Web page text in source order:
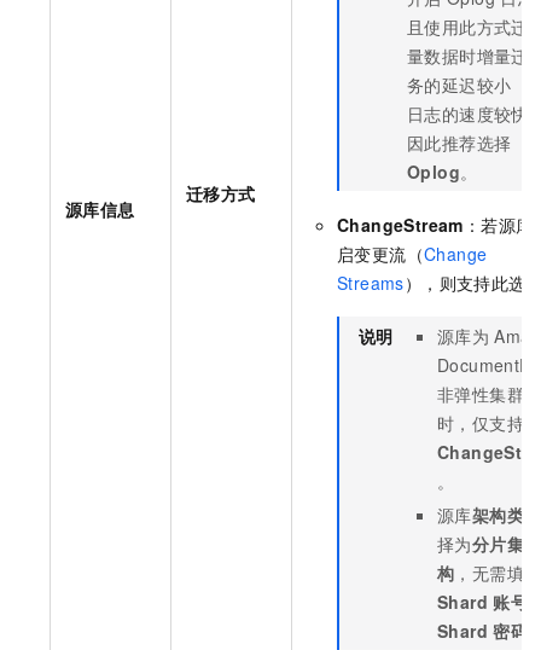
源库信息
迁移方式
且使用此方式迁
量数据时增量迁
务的延迟较小（
日志的速度较快
因此推荐选择
Oplog。
ChangeStream ：若源库
启变更流（Change
Streams），则支持此选
说明 源库为
非弹性集群）
时，仅支持
。
源库架构类型
择为分片集
构 ，无需填写
Shard 账号
Shard 密码